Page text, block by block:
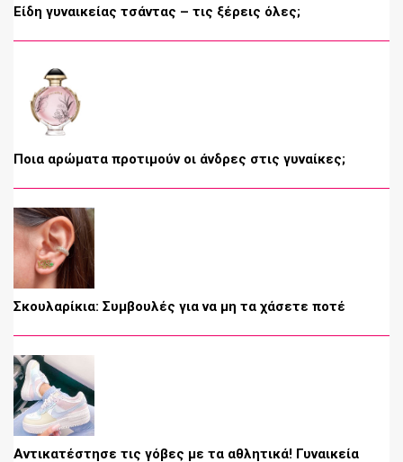
Είδη γυναικείας τσάντας – τις ξέρεις όλες;
Ποια αρώματα προτιμούν οι άνδρες στις γυναίκες;
Σκουλαρίκια: Συμβουλές για να μη τα χάσετε ποτέ
Αντικατέστησε τις γόβες με τα αθλητικά! Γυναικεία